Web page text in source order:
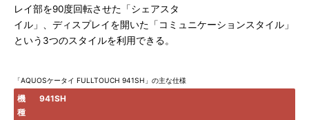
レイ部を90度回転させた「シェアスタ
イル」、ディスプレイを開いた「コミュニケーションスタイル」
という3つのスタイルを利用できる。
「AQUOSケータイ FULLTOUCH 941SH」の主な仕様
機
種
941SH